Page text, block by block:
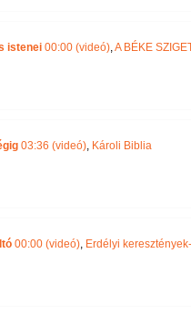
istenei 00:00 (videó),A BÉKE
03:36 (videó), Károli Biblia
00:00 (videó), Erdélyi